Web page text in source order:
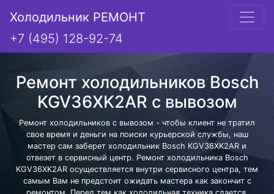
Холодильник РЕМОНТ
+7 (495) 128-92-74
Ремонт холодильников Bosch
KGV36XK2AR с вывозом
Ремонт холодильников с вывозом - чтобы клиент не тратил
свое время и деньги на поиски курьерской службы, наш
мастер сам заберет холодильник Bosch KGV36XK2AR и
отвезет в сервисный центр. Ремонт холодильника Bosch
KGV36XK2AR осуществляется внутри сервисного центра, тем
самым Вам не предстоит ожидать мастера как закончит с